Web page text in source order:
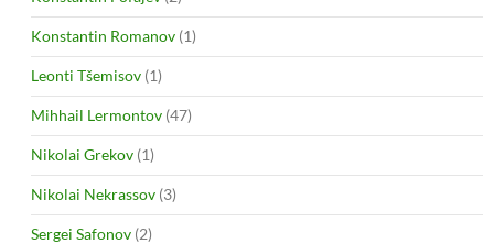
Konstantin Romanov (1)
Leonti Tšemisov (1)
Mihhail Lermontov (47)
Nikolai Grekov (1)
Nikolai Nekrassov (3)
Sergei Safonov (2)